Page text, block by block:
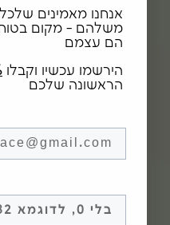
אנחנו מאמינים
משלהם - מקום בטוח
הם עצמם
הירשמו עכשיו וקבלו
הראשונה שלכם